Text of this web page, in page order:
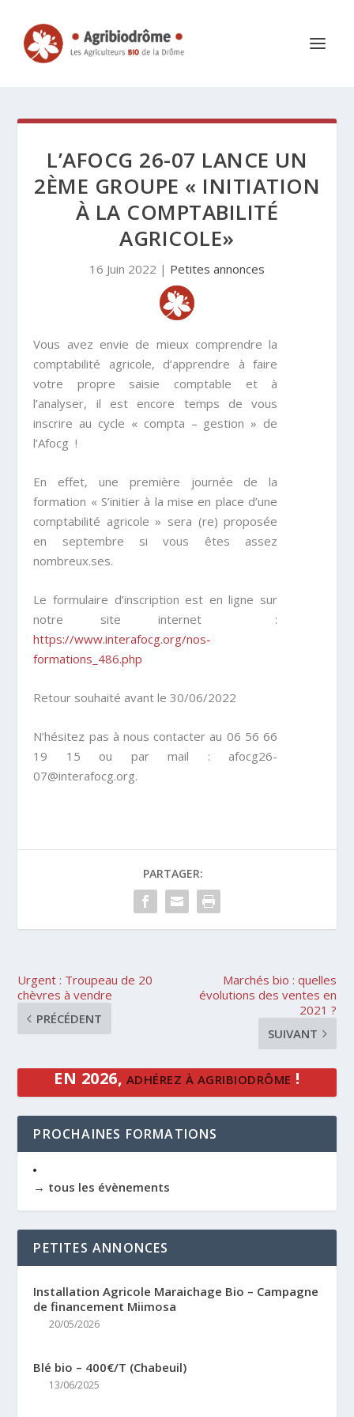
L’AFOCG 26-07 LANCE UN
2ÈME GROUPE « INITIATION
À LA COMPTABILITÉ
AGRICOLE»
16 Juin 2022 | Petites annonces
Vous avez envie de mieux comprendre la
comptabilité agricole, d’apprendre à faire
votre propre saisie comptable et à
l’analyser, il est encore temps de vous
inscrire au cycle « compta – gestion » de
l’Afocg !
En effet, une première journée de la
formation « S’initier à la mise en place d’une
comptabilité agricole » sera (re) proposée
en septembre si vous êtes assez
nombreux.ses.
Le formulaire d’inscription est en ligne sur
notre site internet :
https://www.interafocg.org/nos-
formations_486.php
Retour souhaité avant le 30/06/2022
N’hésitez pas à nous contacter au 06 56 66
19 15 ou par mail : afocg26-
07@interafocg.org.
PARTAGER:
Urgent : Troupeau de 20
chèvres à vendre
PRÉCÉDENT
Marchés bio : quelles
évolutions des ventes en
2021 ?
SUIVANT
EN 2026, ADHÉREZ À AGRIBIODRÔME !
PROCHAINES FORMATIONS
→ tous les évènements
PETITES ANNONCES
Installation Agricole Maraichage Bio – Campagne
de financement Miimosa
20/05/2026
Blé bio – 400€/T (Chabeuil)
13/06/2025